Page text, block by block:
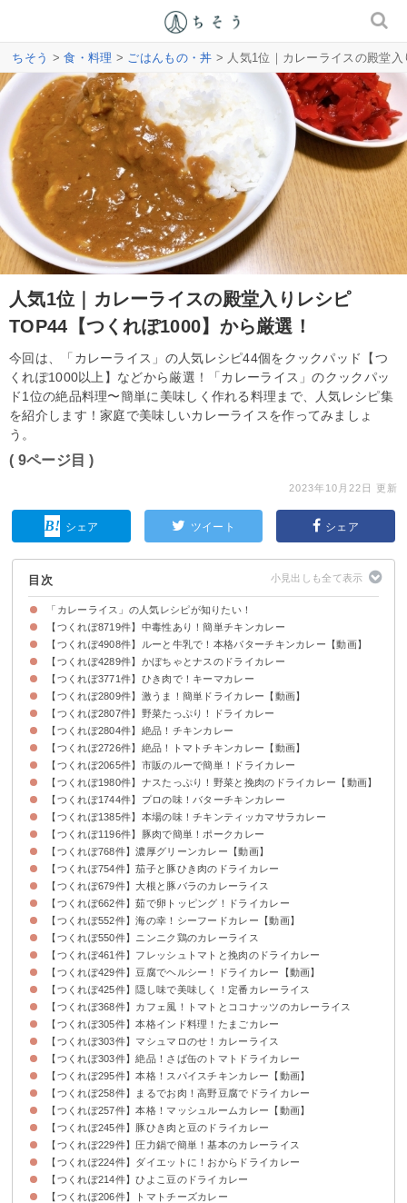
ちそう >食・料理 > ごはんもの・丼 > 人気1位｜カレーライスの殿堂
人気1位｜カレーライスの殿堂入りレシピ
TOP44【つくれぽ1000】から厳選！
今回は、「カレーライス」の人気レシピ44個をクックパッド【つ
くれぽ1000以上】などから厳選！「カレーライス」のクックパッ
ド1位の絶品料理〜簡単に美味しく作れる料理まで、人気レシピ集
を紹介します！家庭で美味しいカレーライスを作ってみましょ
う。
( 9ページ目 )
2023年10月22日 更新
シェア ツイート シェア
目次
「カレーライス」の人気レシピが知りたい！
【つくれぽ8719件】中毒性あり！簡単チキンカレー
【つくれぽ4908件】ルーと牛乳で！本格バターチキンカレー【動画】
【つくれぽ4289件】かぼちゃとナスのドライカレー
【つくれぽ3771件】ひき肉で！キーマカレー
【つくれぽ2809件】激うま！簡単ドライカレー【動画】
【つくれぽ2807件】野菜たっぷり！ドライカレー
【つくれぽ2804件】絶品！チキンカレー
【つくれぽ2726件】絶品！トマトチキンカレー【動画】
【つくれぽ2065件】市販のルーで簡単！ドライカレー
【つくれぽ1980件】ナスたっぷり！野菜と挽肉のドライカレー【動画】
【つくれぽ1744件】プロの味！バターチキンカレー
【つくれぽ1385件】本場の味！チキンティッカマサラカレー
【つくれぽ1196件】豚肉で簡単！ポークカレー
【つくれぽ768件】濃厚グリーンカレー【動画】
【つくれぽ754件】茄子と豚ひき肉のドライカレー
【つくれぽ679件】大根と豚バラのカレーライス
【つくれぽ662件】茹で卵トッピング！ドライカレー
【つくれぽ552件】海の幸！シーフードカレー【動画】
【つくれぽ550件】ニンニク鶏のカレーライス
【つくれぽ461件】フレッシュトマトと挽肉のドライカレー
【つくれぽ429件】豆腐でヘルシー！ドライカレー【動画】
【つくれぽ425件】隠し味で美味しく！定番カレーライス
【つくれぽ368件】カフェ風！トマトとココナッツのカレーライス
【つくれぽ305件】本格インド料理！たまごカレー
【つくれぽ303件】マシュマロのせ！カレーライス
【つくれぽ303件】絶品！さば缶のトマトドライカレー
【つくれぽ295件】本格！スパイスチキンカレー【動画】
【つくれぽ258件】まるでお肉！高野豆腐でドライカレー
【つくれぽ257件】本格！マッシュルームカレー【動画】
【つくれぽ245件】豚ひき肉と豆のドライカレー
【つくれぽ229件】圧力鍋で簡単！基本のカレーライス
【つくれぽ224件】ダイエットに！おからドライカレー
【つくれぽ214件】ひよこ豆のドライカレー
【つくれぽ206件】トマトチーズカレー